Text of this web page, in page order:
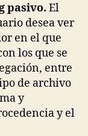
pasivo. El
desea ver
en el que
los que se
entre
de archivo
y
y el